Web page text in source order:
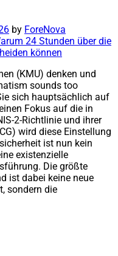
by ForeNova
(KMU) denken und
sounds too
sich hauptsächlich auf
Fokus auf die in
2-Richtlinie und ihrer
wird diese Einstellung
ist nun kein
existenzielle
Die größte
ist dabei keine neue
sondern die